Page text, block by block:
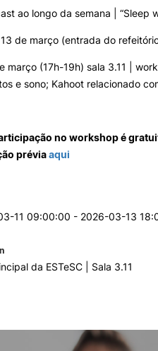
ao longo da semana | “Sleep
de março (entrada do
março (17h-19h) sala 3.11 |
e sono; Kahoot relacionado
no workshop é
préviaaqui
11 09:00:00 - 2026-03-13
da ESTeSC | Sala 3.11